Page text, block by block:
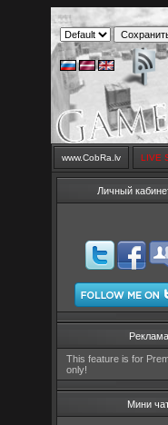
www.CobRa.lv LIVE
Личный
Реклама
This feature is for
only!
Мини